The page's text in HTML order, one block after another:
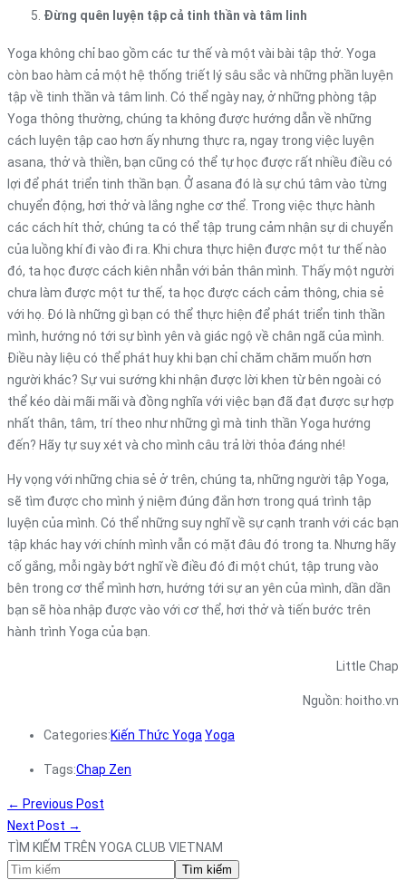
Đừng quên luyện tập cả tinh thần và tâm linh
Yoga không chỉ bao gồm các tư thế và một vài bài tập thở. Yoga
còn bao hàm cả một hệ thống triết lý sâu sắc và những phần luyện
tập về tinh thần và tâm linh. Có thể ngày nay, ở những phòng tập
Yoga thông thường, chúng ta không được hướng dẫn về những
cách luyện tập cao hơn ấy nhưng thực ra, ngay trong việc luyện
asana, thở và thiền, bạn cũng có thể tự học được rất nhiều điều có
lợi để phát triển tinh thần bạn. Ở asana đó là sự chú tâm vào từng
chuyển động, hơi thở và lắng nghe cơ thể. Trong việc thực hành
các cách hít thở, chúng ta có thể tập trung cảm nhận sự di chuyển
của luồng khí đi vào đi ra. Khi chưa thực hiện được một tư thế nào
đó, ta học được cách kiên nhẫn với bản thân mình. Thấy một người
chưa làm được một tư thế, ta học được cách cảm thông, chia sẻ
với họ. Đó là những gì bạn có thể thực hiện để phát triển tinh thần
mình, hướng nó tới sự bình yên và giác ngộ về chân ngã của mình.
Điều này liệu có thể phát huy khi bạn chỉ chăm chăm muốn hơn
người khác? Sự vui sướng khi nhận được lời khen từ bên ngoài có
thể kéo dài mãi mãi và đồng nghĩa với việc bạn đã đạt được sự hợp
nhất thân, tâm, trí theo như những gì mà tinh thần Yoga hướng
đến? Hãy tự suy xét và cho mình câu trả lời thỏa đáng nhé!
Hy vọng với những chia sẻ ở trên, chúng ta, những người tập Yoga,
sẽ tìm được cho mình ý niệm đúng đắn hơn trong quá trình tập
luyện của mình. Có thể những suy nghĩ về sự cạnh tranh với các bạn
tập khác hay với chính mình vẫn có mặt đâu đó trong ta. Nhưng hãy
cố gắng, mỗi ngày bớt nghĩ về điều đó đi một chút, tập trung vào
bên trong cơ thể mình hơn, hướng tới sự an yên của mình, dần dần
bạn sẽ hòa nhập được vào với cơ thể, hơi thở và tiến bước trên
hành trình Yoga của bạn.
Little Chap
Nguồn: hoitho.vn
Categories:Kiến Thức YogaYoga
Tags:Chap Zen
← Previous Post
Next Post →
TÌM KIẾM TRÊN YOGA CLUB VIETNAM
Tìm kiếm